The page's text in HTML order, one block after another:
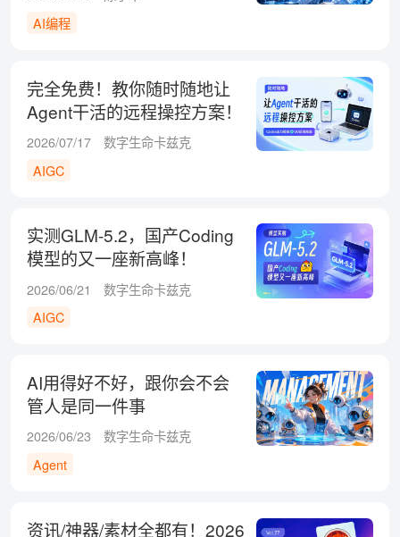
AI编程
完全免费！教你随时随地让
Agent干活的远程操控方案！
2026/07/17
数字生命卡兹克
AIGC
实测GLM-5.2，国产Coding
模型的又一座新高峰！
2026/06/21
数字生命卡兹克
AIGC
AI用得好不好，跟你会不会
管人是同一件事
2026/06/23
数字生命卡兹克
Agent
资讯/神器/素材全都有！2026